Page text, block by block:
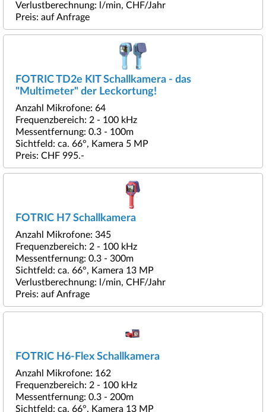
Verlustberechnung: l/min, CHF/Jahr
Preis: auf Anfrage
FOTRIC TD2e KIT Schallkamera - das
"Multimeter" der Leckortung!
Anzahl Mikrofone: 64
Frequenzbereich: 2 - 100 kHz
Messentfernung: 0.3 - 100m
Sichtfeld: ca. 66°, Kamera 5 MP
Preis: CHF 995.-
FOTRIC H7 Schallkamera
Anzahl Mikrofone: 345
Frequenzbereich: 2 - 100 kHz
Messentfernung: 0.3 - 300m
Sichtfeld: ca. 66°, Kamera 13 MP
Verlustberechnung: l/min, CHF/Jahr
Preis: auf Anfrage
FOTRIC H6-Flex Schallkamera
Anzahl Mikrofone: 162
Frequenzbereich: 2 - 100 kHz
Messentfernung: 0.3 - 200m
Sichtfeld: ca. 66°, Kamera 13 MP